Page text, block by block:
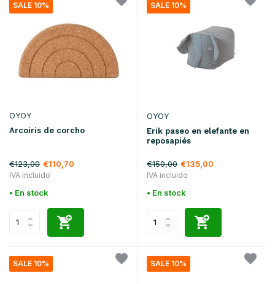
SALE 10%
OYOY
Arcoiris de corcho
€123,00 €110,70
IVA incluido
• En stock
SALE 10%
OYOY
Erik paseo en elefante en
reposapiés
€150,00 €135,00
IVA incluido
• En stock
SALE 10% SALE 10%